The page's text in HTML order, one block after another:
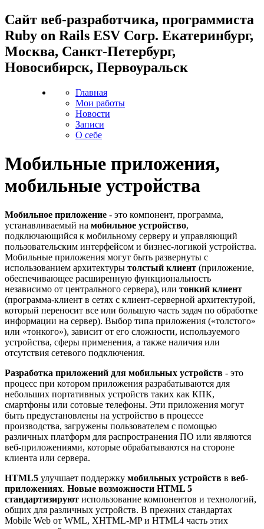
Cайт веб-разработчика, программиста
Ruby on Rails ESV Corp. Екатеринбург,
Москва, Санкт-Петербург,
Новосибирск, Первоуральск
Главная
Мои работы
Новости
Записи
О себе
Мобильные приложения,
мобильные устройства
Мобильное приложение - это компонент, программа,
устанавливаемый на мобильное устройство,
подключающийся к мобильному серверу и управляющий
пользовательским интерфейсом и бизнес-логикой устройства.
Мобильные приложения могут быть развернуты с
использованием архитектуры толстый клиент (приложение,
обеспечивающее расширенную функциональность
независимо от центрального сервера), или тонкий клиент
(программа-клиент в сетях с клиент-серверной архитектурой,
который переносит все или большую часть задач по обработке
информации на сервер). Выбор типа приложения («толстого»
или «тонкого»), зависит от его сложности, используемого
устройства, сферы применения, а также наличия или
отсутствия сетевого подключения.
Разработка приложений для мобильных устройств - это
процесс при котором приложения разрабатываются для
небольших портативных устройств таких как КПК,
смартфоны или сотовые телефоны. Эти приложения могут
быть предустановлены на устройство в процессе
производства, загружены пользователем с помощью
различных платформ для распространения ПО или являются
веб-приложениями, которые обрабатываются на стороне
клиента или сервера.
HTML5 улучшает поддержку мобильных устройств в веб-
приложениях. Новые возможности HTML 5
стандартизируют использование компонентов и технологий,
общих для различных устройств. В прежних стандартах
Mobile Web от WML, XHTML-MP и HTML4 часть этих